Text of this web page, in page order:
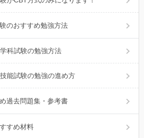
のおすすめ勉強方法
科試験の勉強方法
能試験の勉強の進め方
過去問題集・参考書
すめ材料